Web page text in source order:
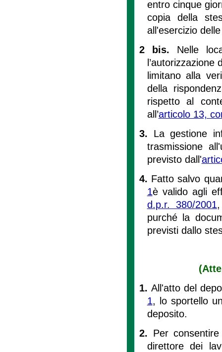
entro cinque
copia della
all'esercizio
2 bis. Nelle
l’autorizzazione
limitano alla
della
rispetto al
all’articolo 13,
3. La gestione
trasmissione
previsto dall'
4. Fatto salvo
1è valido agli
d.p.r. 380/2001
purché la
previsti dallo
1.All'atto del
1, lo sportello
deposito.
2. Per
direttore dei